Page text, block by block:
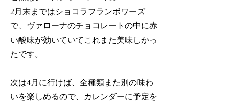
2月末まではショコラフランボワーズ
で、ヴァローナのチョコレートの中に赤
い酸味が効いていてこれまた美味しかっ
たです。
次は4月に行けば、全種類また別の味わ
いを楽しめるので、カレンダーに予定を